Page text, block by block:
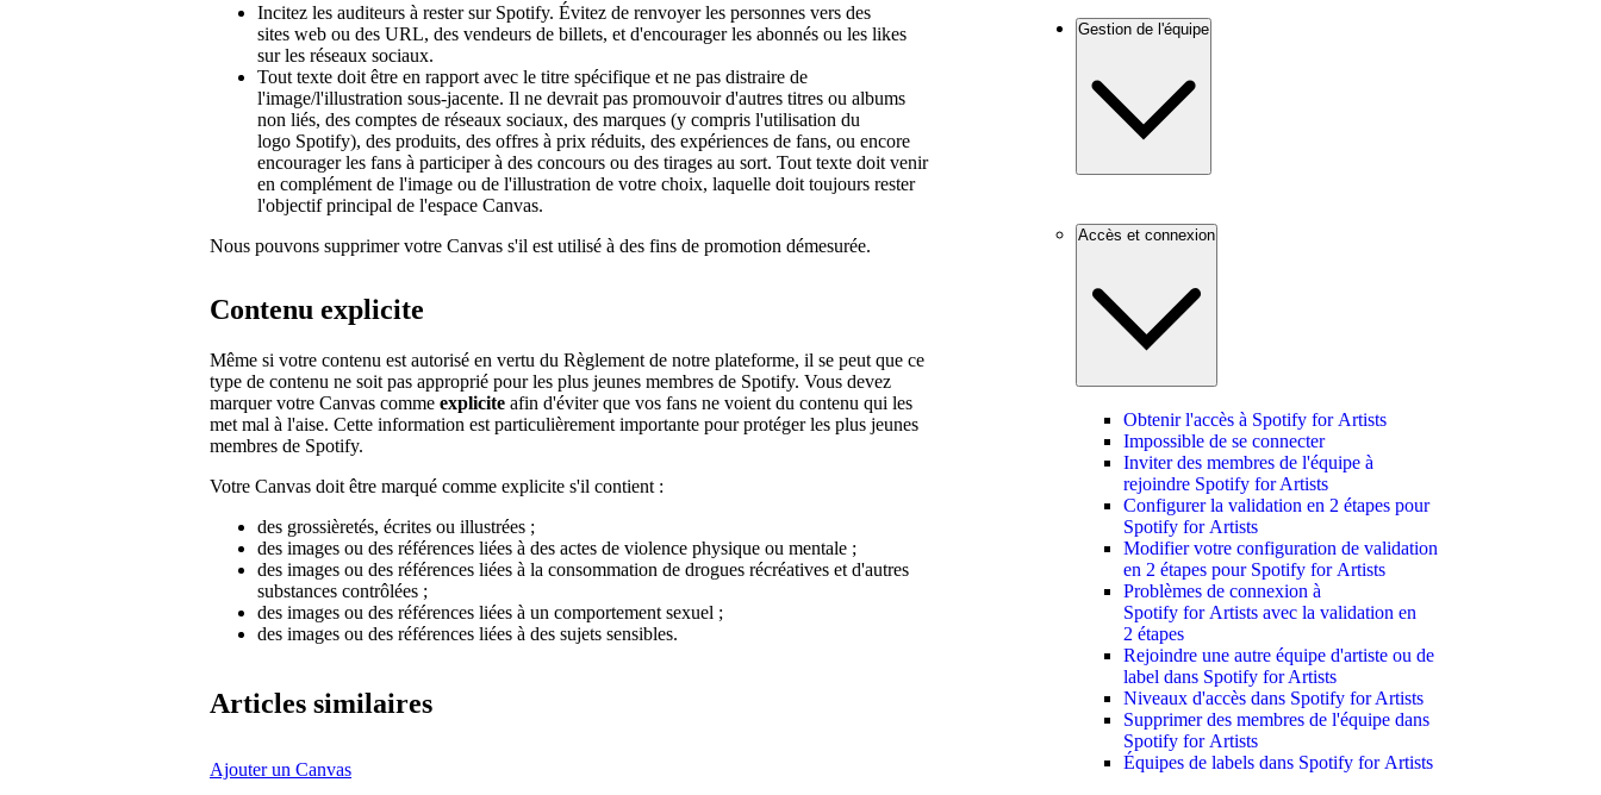
Incitez les auditeurs à rester sur Spotify. Évitez de renvoyer les personnes vers des
sites web ou des URL, des vendeurs de billets, et d'encourager les abonnés ou les likes
sur les réseaux sociaux.
Tout texte doit être en rapport avec le titre spécifique et ne pas distraire de
l'image/l'illustration sous-jacente. Il ne devrait pas promouvoir d'autres titres ou albums
non liés, des comptes de réseaux sociaux, des marques (y compris l'utilisation du
logo Spotify), des produits, des offres à prix réduits, des expériences de fans, ou encore
encourager les fans à participer à des concours ou des tirages au sort. Tout texte doit venir
en complément de l'image ou de l'illustration de votre choix, laquelle doit toujours rester
l'objectif principal de l'espace Canvas.
Nous pouvons supprimer votre Canvas s'il est utilisé à des fins de promotion démesurée.
Contenu explicite
Même si votre contenu est autorisé en vertu du Règlement de notre plateforme, il se peut que ce
type de contenu ne soit pas approprié pour les plus jeunes membres de Spotify. Vous devez
marquer votre Canvas comme explicite afin d'éviter que vos fans ne voient du contenu qui les
met mal à l'aise. Cette information est particulièrement importante pour protéger les plus jeunes
membres de Spotify.
Votre Canvas doit être marqué comme explicite s'il contient :
des grossièretés, écrites ou illustrées ;
des images ou des références liées à des actes de violence physique ou mentale ;
des images ou des références liées à la consommation de drogues récréatives et d'autres
substances contrôlées ;
des images ou des références liées à un comportement sexuel ;
des images ou des références liées à des sujets sensibles.
Articles similaires
Ajouter un Canvas
Gestion de l'équipe
Accès et connexion
Obtenir l'accès à Spotify for Artists
Impossible de se connecter
Inviter des membres de l'équipe à
rejoindre Spotify for Artists
Configurer la validation en 2 étapes pour
Spotify for Artists
Modifier votre configuration de validation
en 2 étapes pour Spotify for Artists
Problèmes de connexion à
Spotify for Artists avec la validation en
2 étapes
Rejoindre une autre équipe d'artiste ou de
label dans Spotify for Artists
Niveaux d'accès dans Spotify for Artists
Supprimer des membres de l'équipe dans
Spotify for Artists
Équipes de labels dans Spotify for Artists